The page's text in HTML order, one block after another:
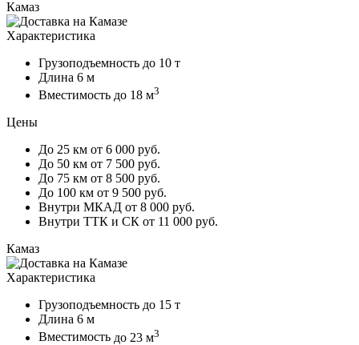
Камаз
Характеристика
Грузоподъемность до 10 т
Длина 6 м
Вместимость до 18 м3
Цены
До 25 км от 6 000 руб.
До 50 км от 7 500 руб.
До 75 км от 8 500 руб.
До 100 км от 9 500 руб.
Внутри МКАД от 8 000 руб.
Внутри ТТК и СК от 11 000 руб.
Камаз
Характеристика
Грузоподъемность до 15 т
Длина 6 м
Вместимость до 23 м3